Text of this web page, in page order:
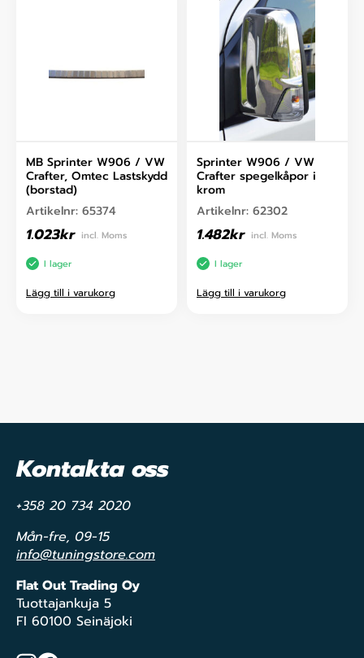
MB Sprinter W906 / VW
Crafter, Omtec Lastskydd
(borstad)
Artikelnr: 65374
1.023kr incl. Moms
I lager
Lägg till i varukorg
Sprinter W906 / VW
Crafter spegelkåpor i
krom
Artikelnr: 62302
1.482kr incl. Moms
I lager
Lägg till i varukorg
Kontakta oss
+358 20 734 2020
Mån-fre, 09-15
info@tuningstore.com
Flat Out Trading Oy
Tuottajankuja 5
FI 60100 Seinäjoki